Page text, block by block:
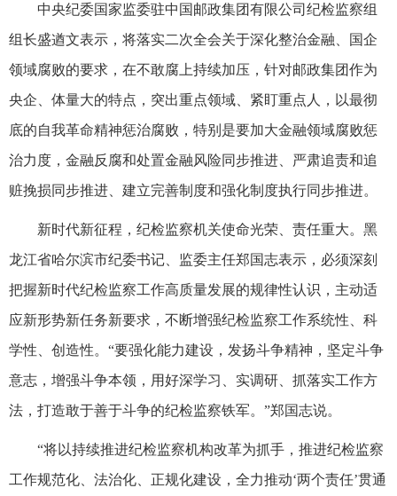
中央纪委国家监委驻中国邮政集团有限公司纪检监察组
组长盛遒文表示，将落实二次全会关于深化整治金融、国企
领域腐败的要求，在不敢腐上持续加压，针对邮政集团作为
央企、体量大的特点，突出重点领域、紧盯重点人，以最彻
底的自我革命精神惩治腐败，特别是要加大金融领域腐败惩
治力度，金融反腐和处置金融风险同步推进、严肃追责和追
赃挽损同步推进、建立完善制度和强化制度执行同步推进。
新时代新征程，纪检监察机关使命光荣、责任重大。黑
龙江省哈尔滨市纪委书记、监委主任郑国志表示，必须深刻
把握新时代纪检监察工作高质量发展的规律性认识，主动适
应新形势新任务新要求，不断增强纪检监察工作系统性、科
学性、创造性。“要强化能力建设，发扬斗争精神，坚定斗争
意志，增强斗争本领，用好深学习、实调研、抓落实工作方
法，打造敢于善于斗争的纪检监察铁军。”郑国志说。
“将以持续推进纪检监察机构改革为抓手，推进纪检监察
工作规范化、法治化、正规化建设，全力推动‘两个责任’贯通